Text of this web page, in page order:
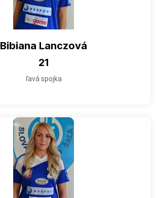
Bibiana Lanczová
21
ľavá spojka